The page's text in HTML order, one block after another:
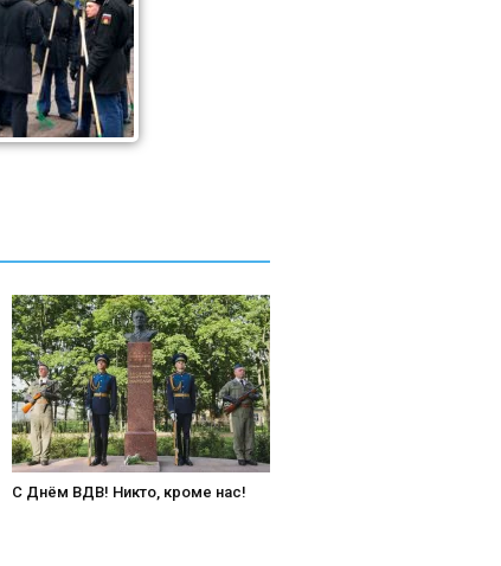
С Днём ВДВ! Никто, кроме нас!